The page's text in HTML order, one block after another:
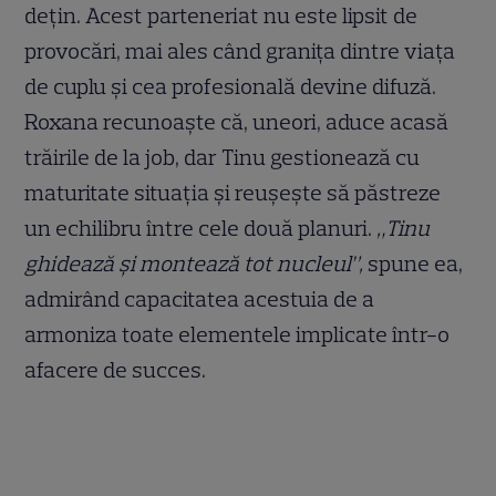
dețin. Acest parteneriat nu este lipsit de
provocări, mai ales când granița dintre viața
de cuplu și cea profesională devine difuză.
Roxana recunoaște că, uneori, aduce acasă
trăirile de la job, dar Tinu gestionează cu
maturitate situația și reușește să păstreze
un echilibru între cele două planuri. „Tinu
ghidează și montează tot nucleul”, spune ea,
admirând capacitatea acestuia de a
armoniza toate elementele implicate într-o
afacere de succes.